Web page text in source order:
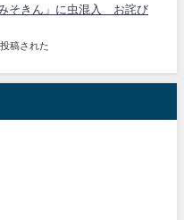
そきん」に虫混入 お詫び
稿された